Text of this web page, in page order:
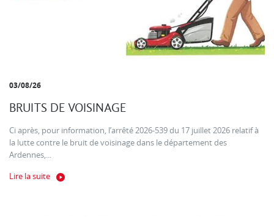
03/08/26
BRUITS DE VOISINAGE
Ci après, pour information, l’arrêté 2026-539 du 17 juillet 2026 relatif à
la lutte contre le bruit de voisinage dans le département des
Ardennes,...
Lire la suite